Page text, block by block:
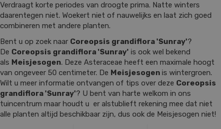
Verdraagt korte periodes van droogte prima. Natte winters
daarentegen niet. Woekert niet of nauwelijks en laat zich goed
combineren met andere planten.
Bent u op zoek naar Coreopsis grandiflora 'Sunray'?
De Coreopsis grandiflora 'Sunray' is ook wel bekend
als Meisjesogen. Deze Asteraceae heeft een maximale hoogt
van ongeveer 50 centimeter. De Meisjesogen is wintergroen.
Wilt u meer informatie ontvangen of tips over deze Coreopsis
grandiflora 'Sunray'? U bent van harte welkom in ons
tuincentrum maar houdt u er alstublieft rekening mee dat niet
alle planten altijd beschikbaar zijn, dus ook de Meisjesogen niet!